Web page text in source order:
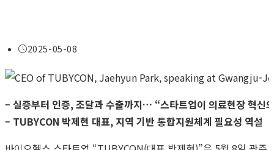
Post2025-05-08
– 실증부터 인증, 조달과 수출까지… “스타트업이 의료현장 혁신
– TUBYCON 박제현 대표, 지역 기반 통합지원체계 필요성 역설